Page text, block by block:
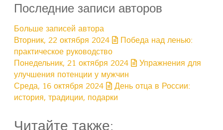
Последние записи авторов
Больше записей автора
Вторник, 22 октября 2024
Победа над ленью:
практическое руководство
Понедельник, 21 октября 2024
Упражнения для
улучшения потенции у мужчин
Среда, 16 октября 2024
День отца в России:
история, традиции, подарки
Читайте также: